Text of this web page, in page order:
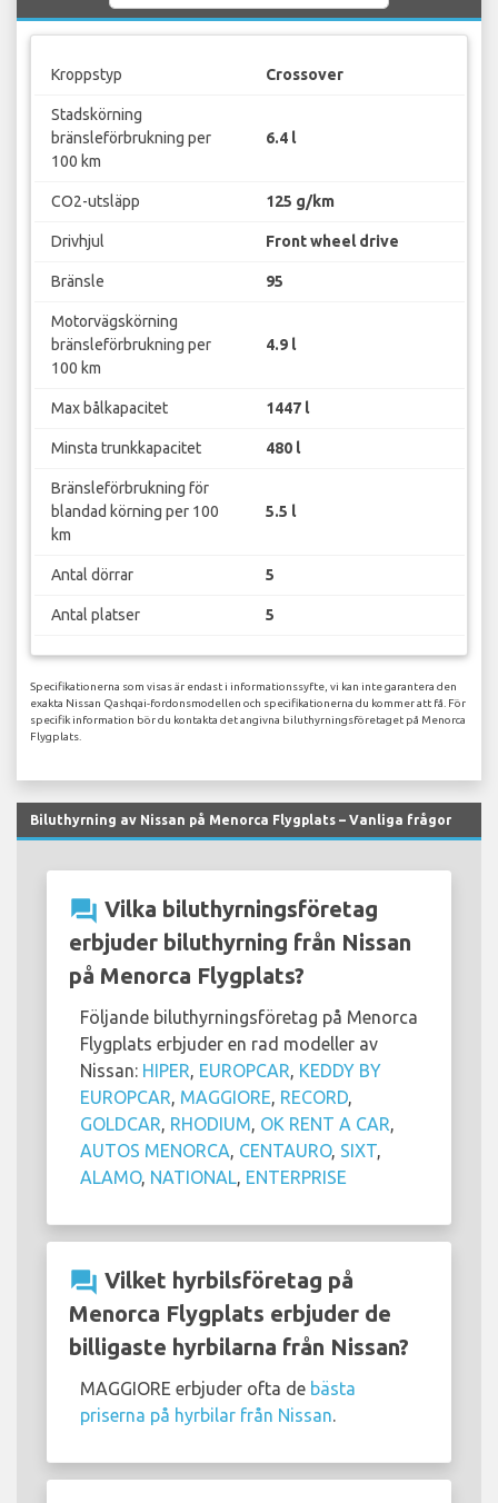
Kroppstyp Crossover
Stadskörning
bränsleförbrukning per
100 km
6.4 l
CO2-utsläpp 125 g/km
Drivhjul Front wheel drive
Bränsle 95
Motorvägskörning
bränsleförbrukning per
100 km
4.9 l
Max bålkapacitet 1447 l
Minsta trunkkapacitet 480 l
Bränsleförbrukning för
blandad körning per 100
km
5.5 l
Antal dörrar 5
Antal platser 5
Specifikationerna som visas är endast i informationssyfte, vi kan inte garantera den
exakta Nissan Qashqai-fordonsmodellen och specifikationerna du kommer att få. För
specifik information bör du kontakta det angivna biluthyrningsföretaget på Menorca
Flygplats.
Biluthyrning av Nissan på Menorca Flygplats – Vanliga frågor
question_answer Vilka biluthyrningsföretag
erbjuder biluthyrning från Nissan
på Menorca Flygplats?
Följande biluthyrningsföretag på Menorca
Flygplats erbjuder en rad modeller av
Nissan: HIPER, EUROPCAR, KEDDY BY
EUROPCAR, MAGGIORE, RECORD,
GOLDCAR, RHODIUM, OK RENT A CAR,
AUTOS MENORCA, CENTAURO, SIXT,
ALAMO, NATIONAL, ENTERPRISE
question_answer Vilket hyrbilsföretag på
Menorca Flygplats erbjuder de
billigaste hyrbilarna från Nissan?
MAGGIORE erbjuder ofta de bästa
priserna på hyrbilar från Nissan.